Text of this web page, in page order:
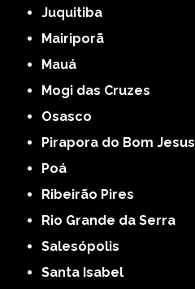
Juquitiba
Mairiporã
Mauá
Mogi das Cruzes
Osasco
Pirapora do Bom Jesus
Poá
Ribeirão Pires
Rio Grande da Serra
Salesópolis
Santa Isabel